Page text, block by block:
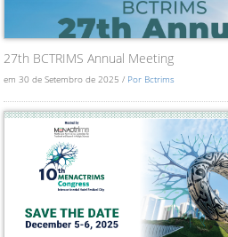
27th BCTRIMS Annual Meeting
em 30 de Setembro de 2025 / Por Bctrims